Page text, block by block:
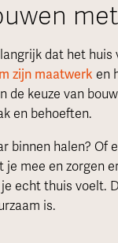
dat het
zijn maatwerk en
de keuze van
en behoeften.
halen? Of
mee en zorgen
echt thuis voelt.
is.